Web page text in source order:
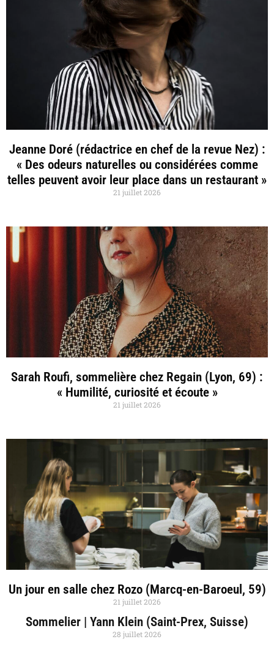
Jeanne Doré (rédactrice en chef de la revue Nez) :
« Des odeurs naturelles ou considérées comme
telles peuvent avoir leur place dans un restaurant »
21 juillet 2026
Sarah Roufi, sommelière chez Regain (Lyon, 69) :
« Humilité, curiosité et écoute »
21 juillet 2026
Un jour en salle chez Rozo (Marcq-en-Baroeul, 59)
21 juillet 2026
Sommelier | Yann Klein (Saint-Prex, Suisse)
28 juillet 2026